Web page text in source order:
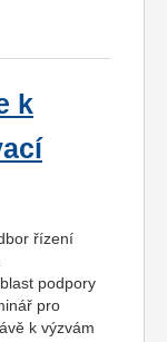
k
řízení
podpory
pro
k výzvám